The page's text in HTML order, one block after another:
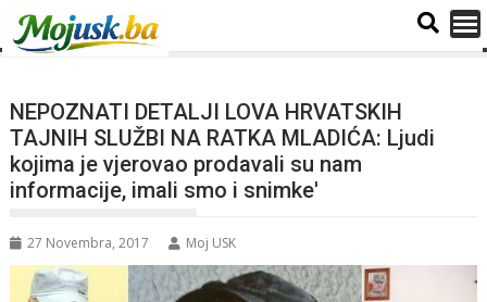
NEPOZNATI DETALJI LOVA HRVATSKIH
TAJNIH SLUŽBI NA RATKA MLADIĆA: Ljudi
kojima je vjerovao prodavali su nam
informacije, imali smo i snimke'
27 Novembra, 2017 Moj USK